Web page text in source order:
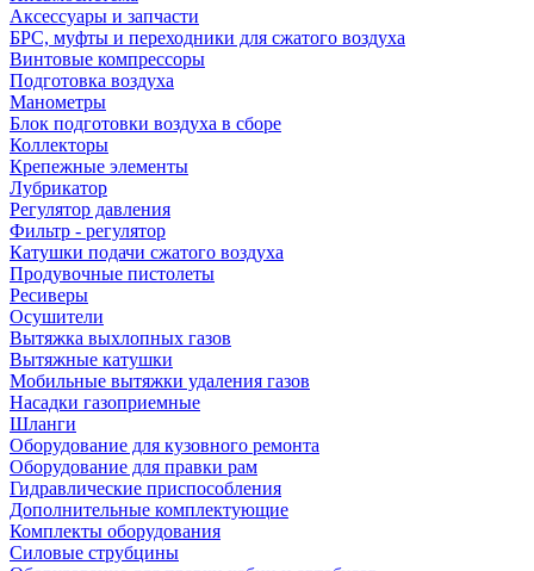
Аксессуары и запчасти
БРС, муфты и переходники для сжатого воздуха
Винтовые компрессоры
Подготовка воздуха
Манометры
Блок подготовки воздуха в сборе
Коллекторы
Крепежные элементы
Лубрикатор
Регулятор давления
Фильтр - регулятор
Катушки подачи сжатого воздуха
Продувочные пистолеты
Ресиверы
Осушители
Вытяжка выхлопных газов
Вытяжные катушки
Мобильные вытяжки удаления газов
Насадки газоприемные
Шланги
Оборудование для кузовного ремонта
Оборудование для правки рам
Гидравлические приспособления
Дополнительные комплектующие
Комплекты оборудования
Силовые струбцины